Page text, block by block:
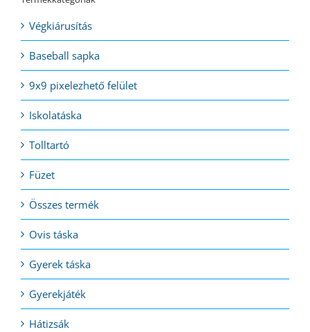
Végkiárusítás
Baseball sapka
9x9 pixelezhető felület
Iskolatáska
Tolltartó
Füzet
Összes termék
Ovis táska
Gyerek táska
Gyerekjáték
Hátizsák